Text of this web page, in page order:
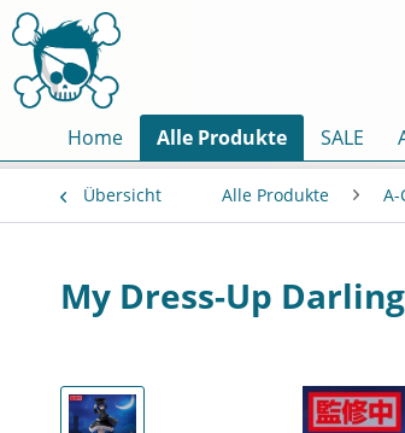
Home Alle Produkte SALE
Übersicht Alle Produkte A-
My Dress-Up